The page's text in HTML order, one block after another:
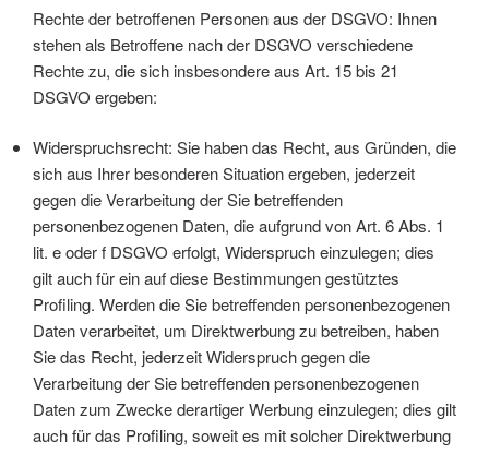
Rechte der betroffenen Personen aus der DSGVO: Ihnen
stehen als Betroffene nach der DSGVO verschiedene
Rechte zu, die sich insbesondere aus Art. 15 bis 21
DSGVO ergeben:
Widerspruchsrecht: Sie haben das Recht, aus Gründen, die
sich aus Ihrer besonderen Situation ergeben, jederzeit
gegen die Verarbeitung der Sie betreffenden
personenbezogenen Daten, die aufgrund von Art. 6 Abs. 1
lit. e oder f DSGVO erfolgt, Widerspruch einzulegen; dies
gilt auch für ein auf diese Bestimmungen gestütztes
Profiling. Werden die Sie betreffenden personenbezogenen
Daten verarbeitet, um Direktwerbung zu betreiben, haben
Sie das Recht, jederzeit Widerspruch gegen die
Verarbeitung der Sie betreffenden personenbezogenen
Daten zum Zwecke derartiger Werbung einzulegen; dies gilt
auch für das Profiling, soweit es mit solcher Direktwerbung